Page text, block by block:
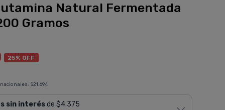
Natural Fermentada
Gramos
25% OFF
$21.694
sin interésde $4.375